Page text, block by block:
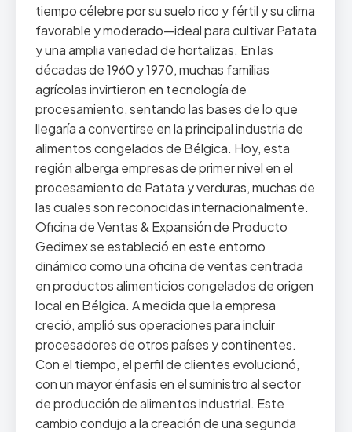
tiempo célebre por su suelo rico y fértil y su clima
favorable y moderado—ideal para cultivar Patata
y una amplia variedad de hortalizas. En las
décadas de 1960 y 1970, muchas familias
agrícolas invirtieron en tecnología de
procesamiento, sentando las bases de lo que
llegaría a convertirse en la principal industria de
alimentos congelados de Bélgica. Hoy, esta
región alberga empresas de primer nivel en el
procesamiento de Patata y verduras, muchas de
las cuales son reconocidas internacionalmente.
Oficina de Ventas & Expansión de Producto
Gedimex se estableció en este entorno
dinámico como una oficina de ventas centrada
en productos alimenticios congelados de origen
local en Bélgica. A medida que la empresa
creció, amplió sus operaciones para incluir
procesadores de otros países y continentes.
Con el tiempo, el perfil de clientes evolucionó,
con un mayor énfasis en el suministro al sector
de producción de alimentos industrial. Este
cambio condujo a la creación de una segunda